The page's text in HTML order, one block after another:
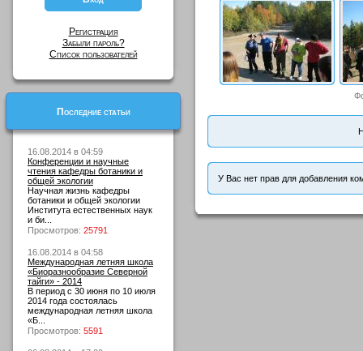
Регистрация
Забыли пароль?
Список пользователей
Последние статьи
16.08.2014 в 04:59
Конференции и научные
чтения кафедры ботаники и
общей экологии
Научная жизнь кафедры
ботаники и общей экологии
Института естественных наук
и би...
Просмотров: 25791
16.08.2014 в 04:58
Международная летняя школа
«Биоразнообразие Северной
тайги» - 2014
В период с 30 июня по 10 июля
2014 года состоялась
международная летняя школа
«Б...
Просмотров: 5591
У Вас нет прав для добавления